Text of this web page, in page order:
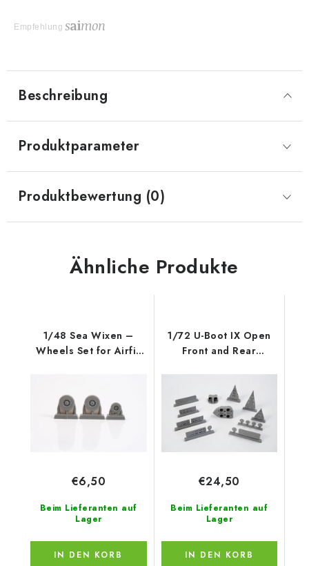
Empfehlung
Beschreibung
Produktparameter
Produktbewertung (0)
Ähnliche Produkte
1/48 Sea Wixen –
Wheels Set for Airfix
Beim Lieferanten auf
Lager
€6,50
IN DEN KORB
1/72 U-Boot IX Open
Front and Rear
Beim Lieferanten auf
Lager
€24,50
IN DEN KORB